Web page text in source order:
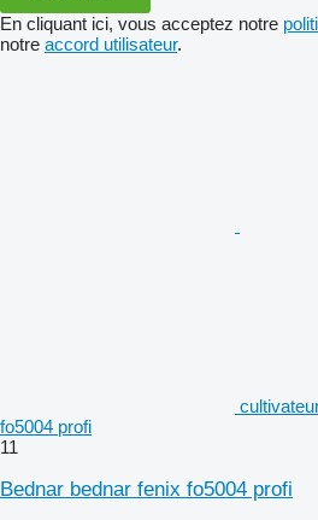
En cliquant ici, vous acceptez notre
notre accord utilisateur.
fo5004 profi
11
Bednar bednar fenix fo5004 profi